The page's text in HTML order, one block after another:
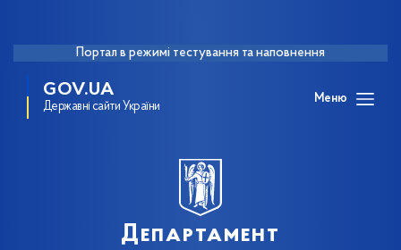
Портал в режимі тестування та наповнення
GOV.UA
Державні сайти України
Меню
Департамент